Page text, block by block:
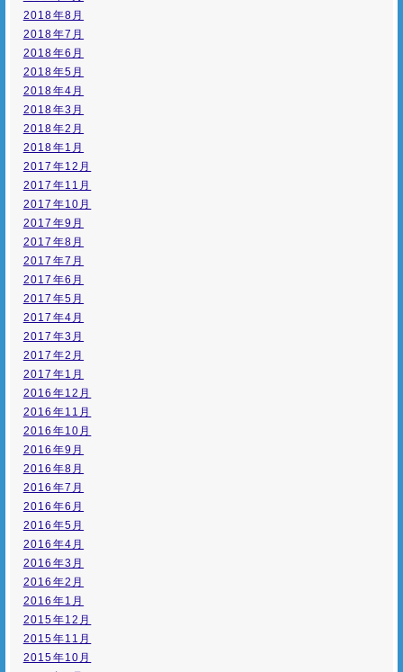
2018年8月
2018年7月
2018年6月
2018年5月
2018年4月
2018年3月
2018年2月
2018年1月
2017年12月
2017年11月
2017年10月
2017年9月
2017年8月
2017年7月
2017年6月
2017年5月
2017年4月
2017年3月
2017年2月
2017年1月
2016年12月
2016年11月
2016年10月
2016年9月
2016年8月
2016年7月
2016年6月
2016年5月
2016年4月
2016年3月
2016年2月
2016年1月
2015年12月
2015年11月
2015年10月